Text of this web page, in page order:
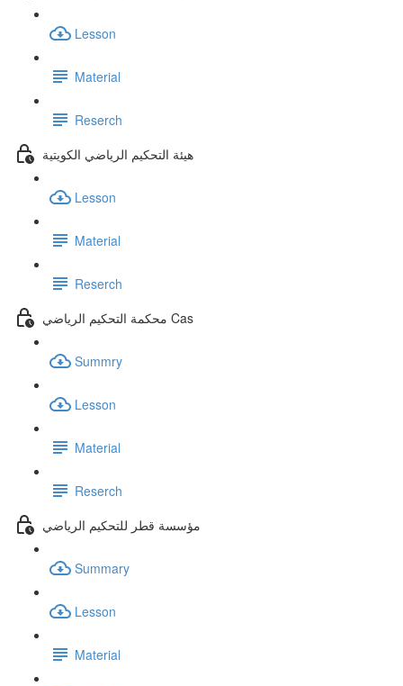
Lesson
Material
Reserch
هيئة التحكيم الرياضي الكويتية
Lesson
Material
Reserch
محكمة التحكيم الرياضي Cas
Summry
Lesson
Material
Reserch
مؤسسة قطر للتحكيم الرياضي
Summary
Lesson
Material